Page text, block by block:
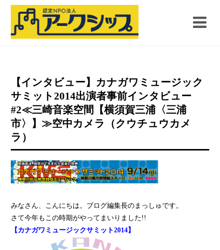
【インタビュー】カナガワミュージック
サミット2014出演者事前インタビュー
#2≪三崎音楽空間【横須賀三浦〈三浦
市〉】≫空中カメラ（クウチュウカメ
ラ）
みなさん、こんにちは。ブログ編集長のまっしゅです。
さて今年もこの時期がやってまいりました!!
【カナガワミュージックサミット2014】